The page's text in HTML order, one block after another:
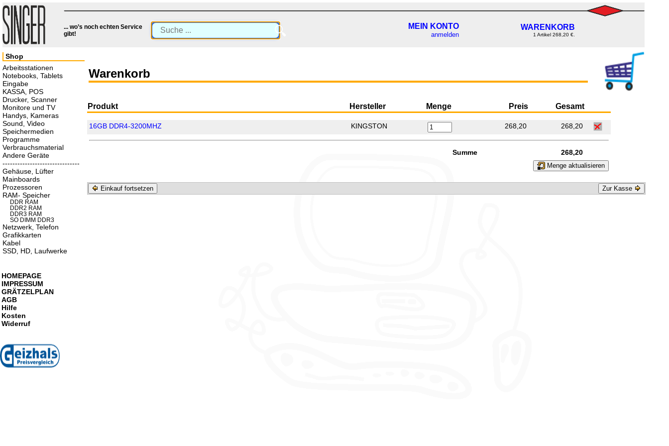
... wo’s noch echten Service
gibt!
🔍 MEIN KONTO
anmelden
WARENKORB
1 Artikel 268,20 €.
Warenkorb
Produkt Hersteller Menge Preis Gesamt
16GB DDR4-3200MHZ KINGSTON 268,20 268,20
Summe 268,20
Menge aktualisieren
Einkauf fortsetzen Zur Kasse
Shop
Arbeitsstationen
Notebooks, Tablets
Eingabe
KASSA, POS
Drucker, Scanner
Monitore und TV
Handys, Kameras
Sound, Video
Speichermedien
Programme
Verbrauchsmaterial
Andere Geräte
-------------------------------
Gehäuse, Lüfter
Mainboards
Prozessoren
RAM- Speicher
DDR RAM
DDR2 RAM
DDR3 RAM
SO DIMM DDR3
Netzwerk, Telefon
Grafikkarten
Kabel
SSD, HD, Laufwerke
HOMEPAGE
IMPRESSUM
GRÄTZELPLAN
AGB
Hilfe
Kosten
Widerruf